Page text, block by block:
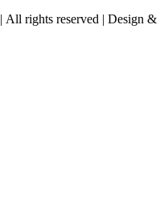
| All rights reserved | Design &